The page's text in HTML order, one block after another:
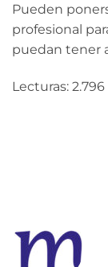
Pueden
profesional
puedan tener
Lecturas: 2.796